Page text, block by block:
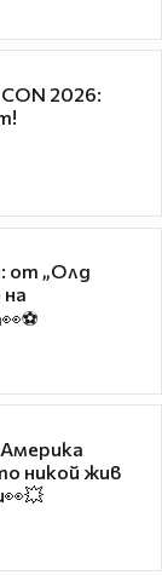
2026:
от „Олд
никой жив